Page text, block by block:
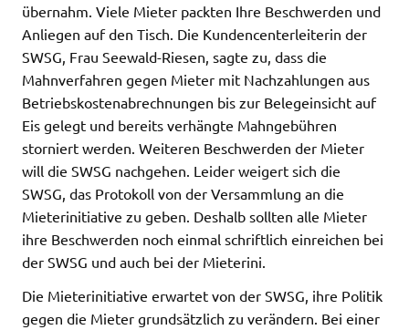
übernahm. Viele Mieter packten Ihre Beschwerden und
Anliegen auf den Tisch. Die Kundencenterleiterin der
SWSG, Frau Seewald-Riesen, sagte zu, dass die
Mahnverfahren gegen Mieter mit Nachzahlungen aus
Betriebskostenabrechnungen bis zur Belegeinsicht auf
Eis gelegt und bereits verhängte Mahngebühren
storniert werden. Weiteren Beschwerden der Mieter
will die SWSG nachgehen. Leider weigert sich die
SWSG, das Protokoll von der Versammlung an die
Mieterinitiative zu geben. Deshalb sollten alle Mieter
ihre Beschwerden noch einmal schriftlich einreichen bei
der SWSG und auch bei der Mieterini.
Die Mieterinitiative erwartet von der SWSG, ihre Politik
gegen die Mieter grundsätzlich zu verändern. Bei einer